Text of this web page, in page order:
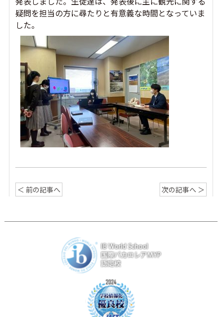
疑問を担当の方に尋たりと有意義な時間となっていま
した。
＜ 前の記事へ 次の記事へ ＞